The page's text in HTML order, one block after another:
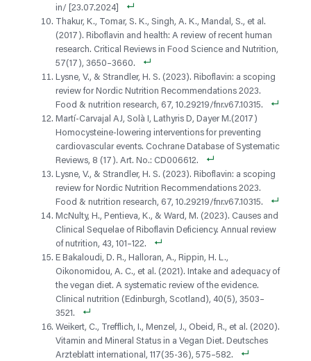
in/ [23.07.2024]
Thakur, K., Tomar, S. K., Singh, A. K., Mandal, S., et al.
(2017). Riboflavin and health: A review of recent human
research. Critical Reviews in Food Science and Nutrition,
57(17), 3650–3660.
Lysne, V., & Strandler, H. S. (2023). Riboflavin: a scoping
review for Nordic Nutrition Recommendations 2023.
Food & nutrition research, 67, 10.29219/fnr.v67.10315.
Martí-Carvajal AJ, Solà I, Lathyris D, Dayer M.(2017)
Homocysteine‐lowering interventions for preventing
cardiovascular events. Cochrane Database of Systematic
Reviews, 8 (17). Art. No.: CD006612.
Lysne, V., & Strandler, H. S. (2023). Riboflavin: a scoping
review for Nordic Nutrition Recommendations 2023.
Food & nutrition research, 67, 10.29219/fnr.v67.10315.
McNulty, H., Pentieva, K., & Ward, M. (2023). Causes and
Clinical Sequelae of Riboflavin Deficiency. Annual review
of nutrition, 43, 101–122.
E Bakaloudi, D. R., Halloran, A., Rippin, H. L.,
Oikonomidou, A. C., et al. (2021). Intake and adequacy of
the vegan diet. A systematic review of the evidence.
Clinical nutrition (Edinburgh, Scotland), 40(5), 3503–
3521.
Weikert, C., Trefflich, I., Menzel, J., Obeid, R., et al. (2020).
Vitamin and Mineral Status in a Vegan Diet. Deutsches
Arzteblatt international, 117(35-36), 575–582.